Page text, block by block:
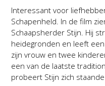
Interessant voor
Schapenheld. In de film
Schaapsherder Stijn. Hij
heidegronden en leeft
zijn vrouw en twee
een van de laatste
probeert Stijn zich